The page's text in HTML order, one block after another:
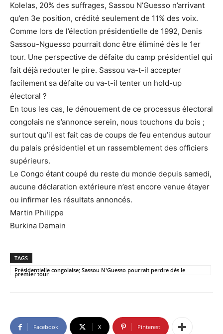
Kolelas, 20% des suffrages, Sassou N’Guesso n’arrivant
qu’en 3e position, crédité seulement de 11% des voix.
Comme lors de l’élection présidentielle de 1992, Denis
Sassou-Nguesso pourrait donc être éliminé dès le 1er
tour. Une perspective de défaite du camp présidentiel qui
fait déjà redouter le pire. Sassou va-t-il accepter
facilement sa défaite ou va-t-il tenter un hold-up
électoral ?
En tous les cas, le dénouement de ce processus électoral
congolais ne s’annonce serein, nous touchons du bois ;
surtout qu’il est fait cas de coups de feu entendus autour
du palais présidentiel et un rassemblement des officiers
supérieurs.
Le Congo étant coupé du reste du monde depuis samedi,
aucune déclaration extérieure n’est encore venue étayer
ou infirmer les résultats annoncés.
Martin Philippe
Burkina Demain
TAGS
Présidentielle congolaise; Sassou N'Guesso pourrait perdre dès le
premier tour
Facebook X Pinterest